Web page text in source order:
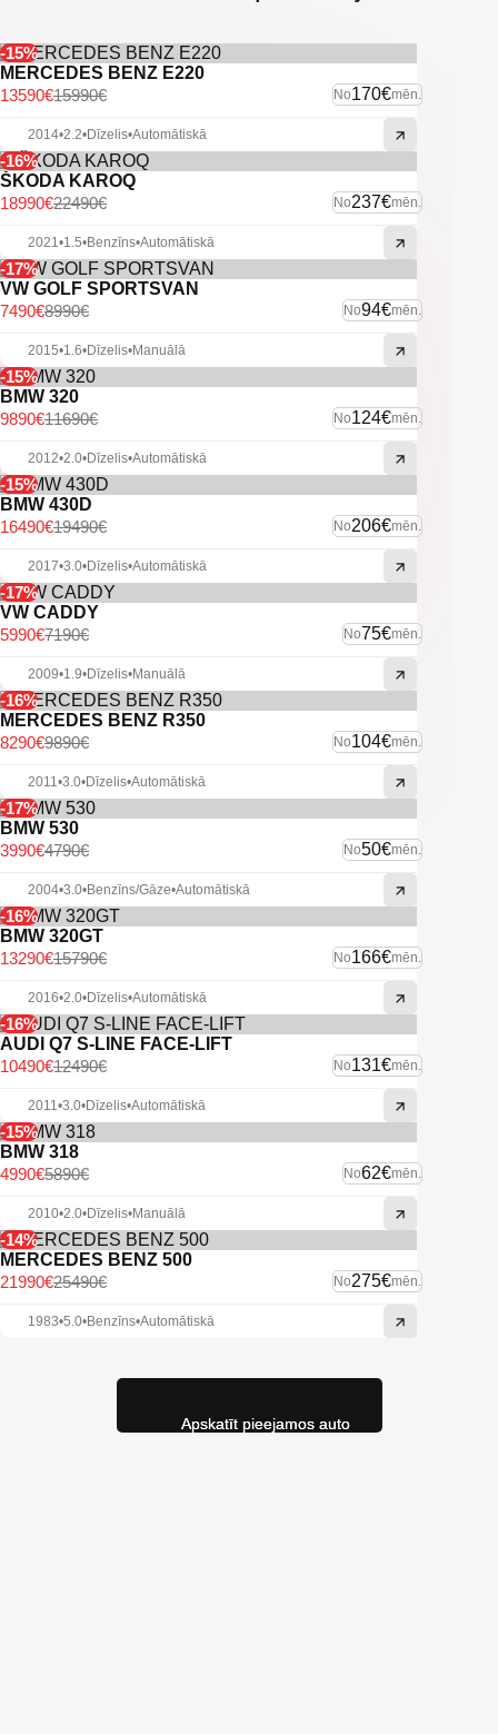
VW multimedia ar bluetooth savienojamību.
Lukturu mazgātāji.
Vieglmetāla diski.
U.C. ekstras.
-15%
MERCEDES BENZ E220
No170€mēn.
15990€
13590€
2014•2.2•Dīzelis•Automātiskā
-16%
ŠKODA KAROQ
No237€mēn.
22490€
18990€
2021•1.5•Benzīns•Automātiskā
-17%
VW GOLF SPORTSVAN
No94€mēn.
8990€
7490€
2015•1.6•Dīzelis•Manuālā
-15%
BMW 320
No124€mēn.
11690€
9890€
2012•2.0•Dīzelis•Automātiskā
-15%
BMW 430D
No206€mēn.
19490€
16490€
2017•3.0•Dīzelis•Automātiskā
-17%
VW CADDY
No75€mēn.
7190€
5990€
2009•1.9•Dīzelis•Manuālā
-16%
MERCEDES BENZ R350
No104€mēn.
9890€
8290€
2011•3.0•Dīzelis•Automātiskā
-17%
BMW 530
No50€mēn.
4790€
3990€
2004•3.0•Benzīns/Gāze•Automātiskā
-16%
BMW 320GT
No166€mēn.
15790€
13290€
2016•2.0•Dīzelis•Automātiskā
-16%
AUDI Q7 S-LINE FACE-LIFT
No131€mēn.
12490€
10490€
2011•3.0•Dīzelis•Automātiskā
-15%
BMW 318
No62€mēn.
5890€
4990€
2010•2.0•Dīzelis•Manuālā
-14%
MERCEDES BENZ 500
No275€mēn.
25490€
21990€
1983•5.0•Benzīns•Automātiskā